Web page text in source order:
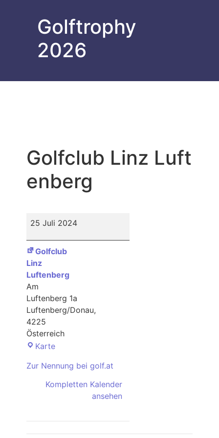
Golftrophy
2026
Golfclub Linz Luft
enberg
Golfclub
Luftenberg
25 Juli 2024
Golfclub
Linz
Luftenberg
Am
Luftenberg 1a
Luftenberg/Donau,
4225
Österreich
KarteGolfclub
Luftenberg
Zur Nennung bei golf.at
Kompletten Kalender
ansehen